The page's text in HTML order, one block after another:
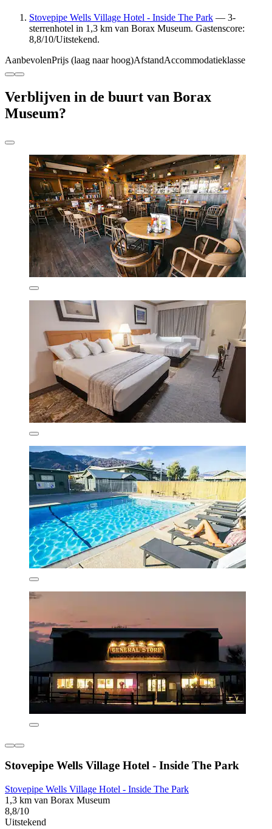
Stovepipe Wells Village Hotel - Inside The Park — 3-
sterrenhotel in 1,3 km van Borax Museum. Gastenscore:
8,8/10/Uitstekend.
AanbevolenPrijs (laag naar hoog)AfstandAccommodatieklasse
Verblijven in de buurt van Borax
Museum?
Stovepipe Wells Village Hotel - Inside The Park
Stovepipe Wells Village Hotel - Inside The Park
1,3 km van Borax Museum
8,8/10
Uitstekend